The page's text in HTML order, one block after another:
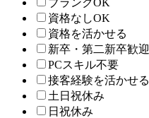
資格なしOK
資格を活かせる
新卒・第二新卒歓迎
PCスキル不要
接客経験を活かせる
土日祝休み
日祝休み